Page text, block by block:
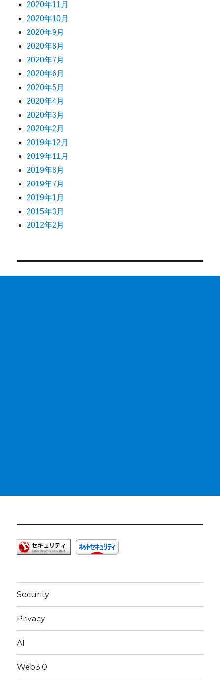
2020年11月
2020年10月
2020年9月
2020年8月
2020年7月
2020年6月
2020年5月
2020年4月
2020年3月
2020年2月
2019年12月
2019年11月
2019年8月
2019年7月
2019年1月
2015年3月
2012年2月
Security
Privacy
AI
Web3.0